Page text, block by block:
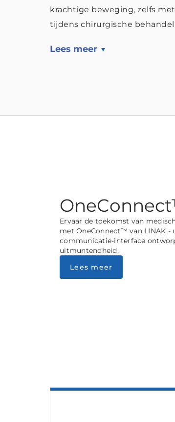
krachtige beweging, zelfs
tijdens chirurgische
Lees meer
Ervaar de toekomst van
met OneConnect™ van LINAK -
communicatie-interface
uitmuntendheid.
Lees meer